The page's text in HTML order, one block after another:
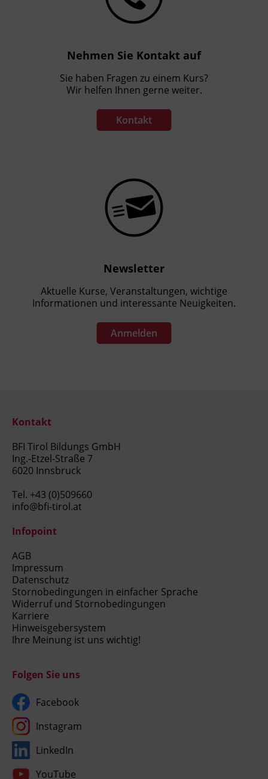
Nehmen Sie Kontakt auf
Sie haben Fragen zu einem Kurs?
Wir helfen Ihnen gerne weiter.
Kontakt
Newsletter
Aktuelle Kurse, Veranstaltungen, wichtige
Informationen und interessante Neuigkeiten.
Anmelden
Kontakt
BFI Tirol Bildungs GmbH
Ing.-Etzel-Straße 7
6020 Innsbruck
Tel. +43 (0)509660
info@bfi-tirol.at
Infopoint
AGB
Impressum
Datenschutz
Stornobedingungen in einfacher Sprache
Widerruf und Stornobedingungen
Karriere
Hinweisgebersystem
Ihre Meinung ist uns wichtig!
Folgen Sie uns
Facebook
Instagram
LinkedIn
YouTube